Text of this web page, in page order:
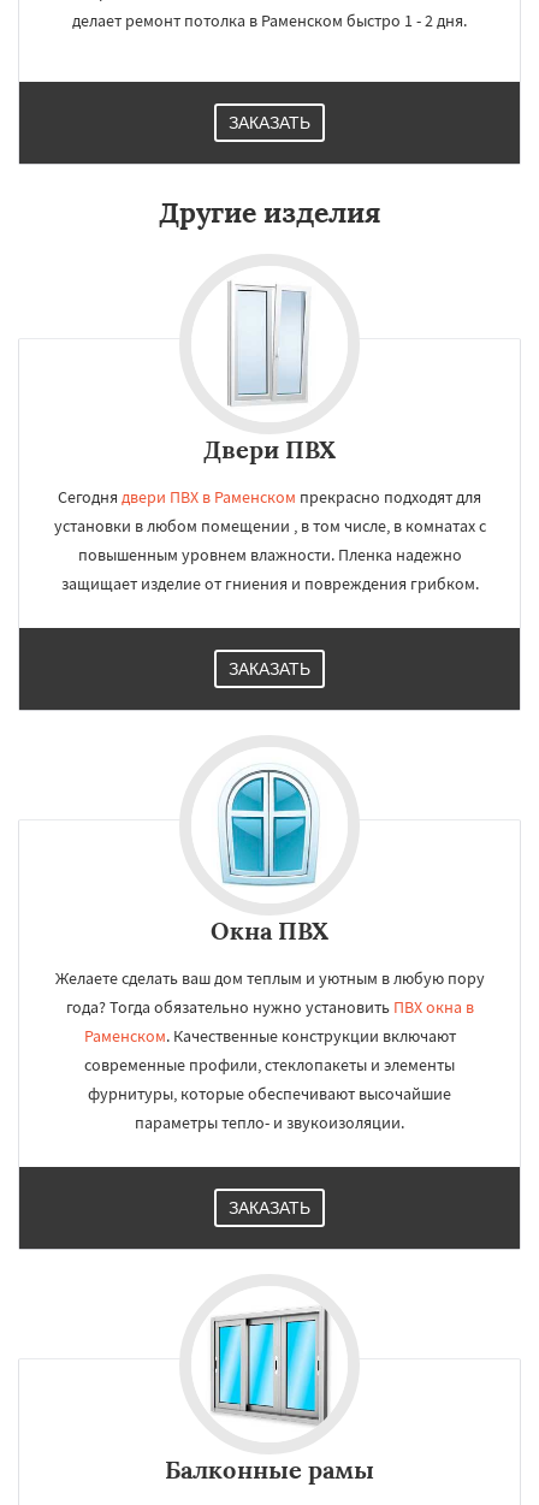
делает ремонт потолка в Раменском быстро 1 - 2 дня.
ЗАКАЗАТЬ
Другие изделия
Двери ПВХ
Сегодня двери ПВХ в Раменском прекрасно подходят для
установки в любом помещении , в том числе, в комнатах с
повышенным уровнем влажности. Пленка надежно
защищает изделие от гниения и повреждения грибком.
ЗАКАЗАТЬ
Окна ПВХ
Желаете сделать ваш дом теплым и уютным в любую пору
года? Тогда обязательно нужно установить ПВХ окна в
Раменском. Качественные конструкции включают
современные профили, стеклопакеты и элементы
фурнитуры, которые обеспечивают высочайшие
параметры тепло- и звукоизоляции.
ЗАКАЗАТЬ
Балконные рамы